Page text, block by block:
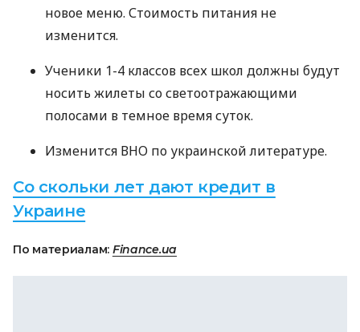
новое меню. Стоимость питания не
изменится.
Ученики 1-4 классов всех школ должны будут
носить жилеты со светоотражающими
полосами в темное время суток.
Изменится ВНО по украинской литературе.
Со скольки лет дают кредит в
Украине
По материалам: Finance.ua